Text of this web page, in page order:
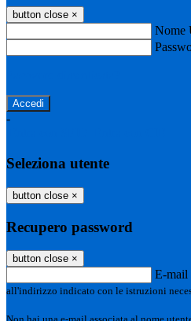
button close ×
Nome
-
Seleziona utente
button close ×
Recupero password
button close ×
E-mail
all'indirizzo indicato con le istruzioni